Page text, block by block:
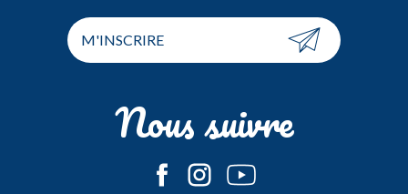
M'INSCRIRE
Nous suivre